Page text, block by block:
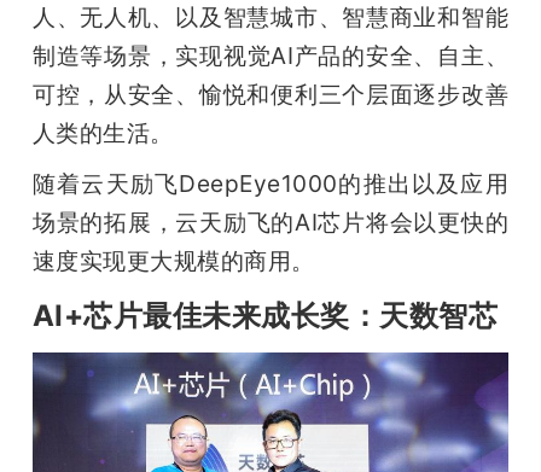
人、无人机、以及智慧城市、智慧商业和智能
制造等场景，实现视觉AI产品的安全、自主、
可控，从安全、愉悦和便利三个层面逐步改善
人类的生活。
随着云天励飞DeepEye1000的推出以及应用
场景的拓展，云天励飞的AI芯片将会以更快的
速度实现更大规模的商用。
AI+芯片最佳未来成长奖：天数智芯